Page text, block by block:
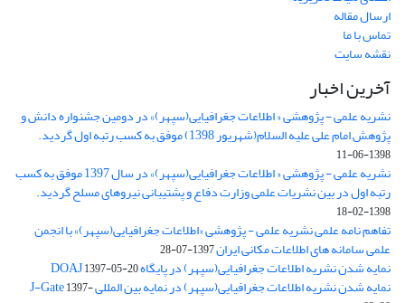
ارسال مقاله
تماس با ما
نقشه سایت
آخرین اخبار
نشریه علمی - پژوهشی « اطلاعات جغرافیایی(سپهر)» در دومین جشنواره دانش و
پژوهش امام علی علیه السلام(شهریور 1398) موفق به کسب رتبه اول گردید.
1398-06-11
نشریه علمی - پژوهشی « اطلاعات جغرافیایی(سپهر)» در سال 1397 موفق به کسب
رتبه اول در بین نشریات علمی وزارت دفاع و پشتیبانی نیروهای مسلح گردید.
1398-02-18
تفاهم نامه علمی نشریه علمی - پژوهشی «اطلاعات جغرافیایی(سپهر)» با انجمن
علمی سامانه های اطلاعات مکانی ایران1397-07-28
نمایه شدن نشریه اطلاعات جغرافیایی(سپهر) در پایگاه DOAJ1397-05-20
نمایه شدن نشریه اطلاعات جغرافیایی(سپهر) در نمایه بین المللی J-Gate1397-